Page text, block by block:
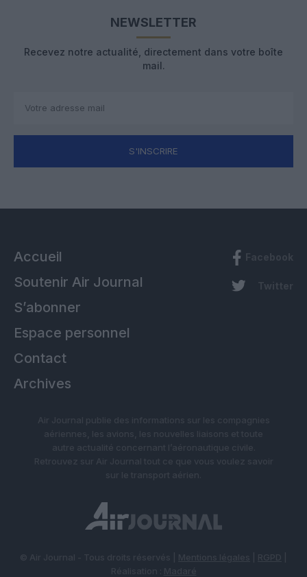
NEWSLETTER
Recevez notre actualité, directement dans votre boîte
mail.
S'INSCRIRE
Accueil
Soutenir Air Journal
S’abonner
Espace personnel
Contact
Archives